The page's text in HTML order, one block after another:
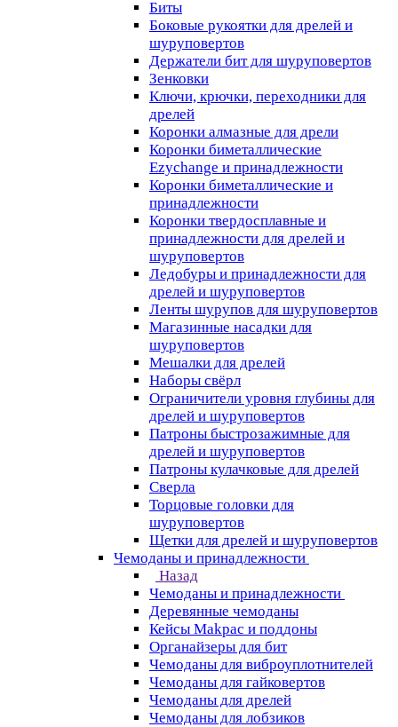
Биты
Боковые рукоятки для дрелей и
шуруповертов
Держатели бит для шуруповертов
Зенковки
Ключи, крючки, переходники для
дрелей
Коронки алмазные для дрели
Коронки биметаллические
Ezychange и принадлежности
Коронки биметаллические и
принадлежности
Коронки твердосплавные и
принадлежности для дрелей и
шуруповертов
Ледобуры и принадлежности для
дрелей и шуруповертов
Ленты шурупов для шуруповертов
Магазинные насадки для
шуруповертов
Мешалки для дрелей
Наборы свёрл
Ограничители уровня глубины для
дрелей и шуруповертов
Патроны быстрозажимные для
дрелей и шуруповертов
Патроны кулачковые для дрелей
Сверла
Торцовые головки для
шуруповертов
Щетки для дрелей и шуруповертов
Чемоданы и принадлежности
Назад
Чемоданы и принадлежности
Деревянные чемоданы
Кейсы Makpac и поддоны
Органайзеры для бит
Чемоданы для виброуплотнителей
Чемоданы для гайковертов
Чемоданы для дрелей
Чемоданы для лобзиков